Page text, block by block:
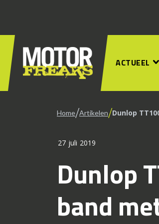
ACTUEEL
Home/Artikelen/Dunlop
27 juli 2019
Dunlop
band